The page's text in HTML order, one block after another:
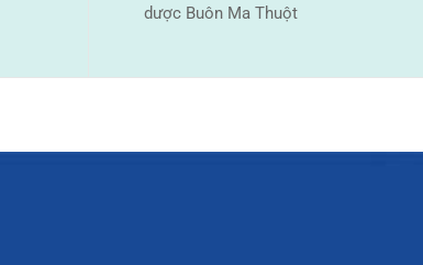
dược Buôn Ma Thuột